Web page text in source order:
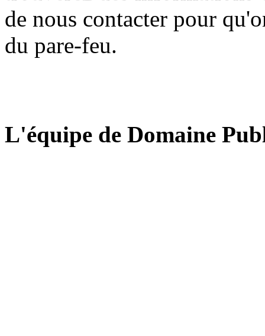
de nous contacter pour
du pare-feu.
L'équipe de Domaine